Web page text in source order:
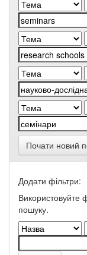
Почати новий
Додати фільтри:
Використовуйте
пошуку.